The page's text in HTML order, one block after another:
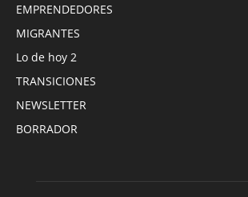
EMPRENDEDORES
MIGRANTES
Lo de hoy 2
TRANSICIONES
NEWSLETTER
BORRADOR